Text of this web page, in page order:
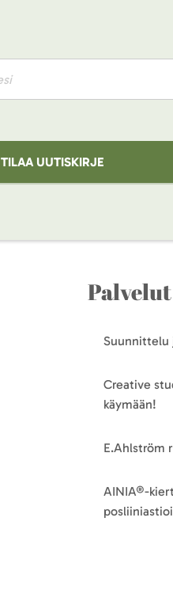
TILAA UUTISKIRJE
Palvelut
Suunnittelu
Creative
käymään!
E.Ahlström
AINIA®-